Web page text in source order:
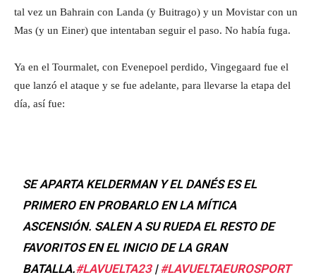
tal vez un Bahrain con Landa (y Buitrago) y un Movistar con un
Mas (y un Einer) que intentaban seguir el paso. No había fuga.
Ya en el Tourmalet, con Evenepoel perdido, Vingegaard fue el
que lanzó el ataque y se fue adelante, para llevarse la etapa del
día, así fue:
SE APARTA KELDERMAN Y EL DANÉS ES EL
PRIMERO EN PROBARLO EN LA MÍTICA
ASCENSIÓN. SALEN A SU RUEDA EL RESTO DE
FAVORITOS EN EL INICIO DE LA GRAN
BATALLA.#LAVUELTA23|#LAVUELTAEUROSPORT